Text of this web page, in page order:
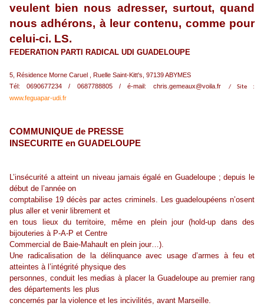
veulent bien nous adresser, surtout, quand
nous adhérons, à leur contenu, comme pour
celui-ci. LS.
FEDERATION PARTI RADICAL UDI GUADELOUPE
5, Résidence Morne Caruel , Ruelle Saint-Kitt's, 97139 ABYMES
Tél: 0690677234 / 0687788805 / é-mail:
chris.gemeaux@voila.fr / Site :
www.feguapar-udi.fr
COMMUNIQUE de PRESSE
INSECURITE en GUADELOUPE
L’insécurité a atteint un niveau jamais égalé en Guadeloupe ; depuis le
début de l’année on
comptabilise 19 décès par actes criminels. Les guadeloupéens n’osent
plus aller et venir librement et
en tous lieux du territoire, même en plein jour (hold-up dans des
bijouteries à P-A-P et Centre
Commercial de Baie-Mahault en plein jour…).
Une radicalisation de la délinquance avec usage d’armes à feu et
atteintes à l’intégrité physique des
personnes, conduit les medias à placer la Guadeloupe au premier rang
des départements les plus
concernés par la violence et les incivilités, avant Marseille.